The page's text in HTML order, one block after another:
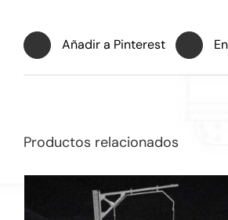
Añadir a Pinterest
Productos relacionados